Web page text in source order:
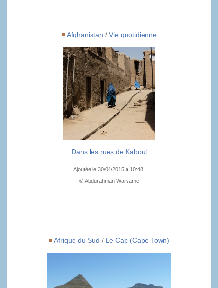
Afghanistan / Vie quotidienne
Dans les rues de Kaboul
Ajoutée le 30/04/2015 à 10:48
© Abdurahman Warsame
Afrique du Sud / Le Cap (Cape Town)